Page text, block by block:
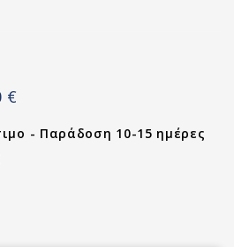
€
- Παράδοση 10-15 ημέρες